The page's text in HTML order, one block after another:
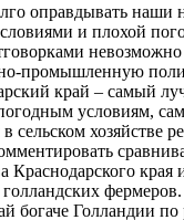
оправдывать наши
и плохой
промышленную
край – самый
условиям,
сельском хозяйстве
Краснодарского
фермеров.
богаче Голландии по